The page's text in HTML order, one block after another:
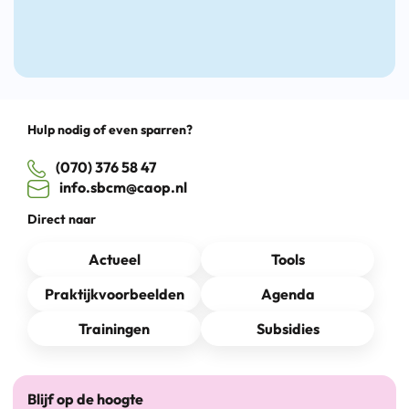
Hulp nodig of even sparren?
(070) 376 58 47
info.sbcm@caop.nl
Direct naar
Actueel
Tools
Praktijkvoorbeelden
Agenda
Trainingen
Subsidies
Blijf op de hoogte